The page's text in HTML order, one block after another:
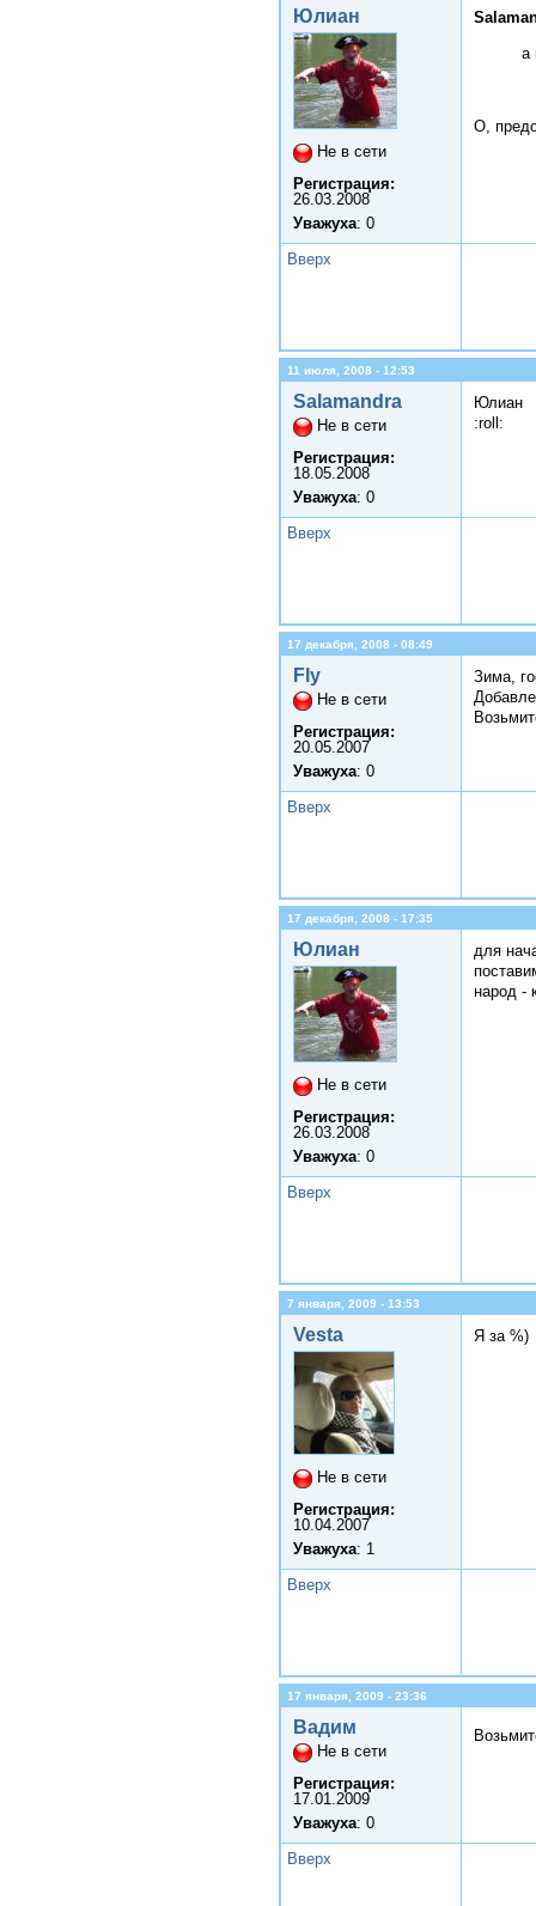
Юлиан
Не в сети
Регистрация:
26.03.2008
Уважуха: 0
а
О,
Вверх
11 июля, 2008 - 12:53
Salamandra
Не в сети
Регистрация:
18.05.2008
Уважуха: 0
Юлиан
:roll:
Вверх
17 декабря, 2008 - 08:49
Fly
Не в сети
Регистрация:
20.05.2007
Уважуха: 0
Зима,
Вверх
17 декабря, 2008 - 17:35
Юлиан
Не в сети
Регистрация:
26.03.2008
Уважуха: 0
для
народ -
Вверх
7 января, 2009 - 13:53
Vesta
Не в сети
Регистрация:
10.04.2007
Уважуха: 1
Я за %)
Вверх
17 января, 2009 - 23:36
Вадим
Не в сети
Регистрация:
17.01.2009
Уважуха: 0
Вверх